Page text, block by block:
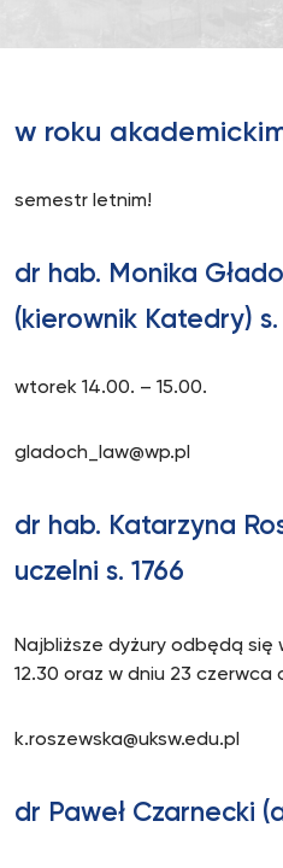
w roku
semestr letnim!
dr hab. Monika
(kierownik Katedry) s.
wtorek 14.00. – 15.00.
gladoch_law@wp.pl
dr hab. Katarzyna
uczelni s. 1766
Najbliższe dyżury odbędą się
12.30 oraz w dniu 23 czerwca
k.roszewska@uksw.edu.pl
dr Paweł Czarnecki